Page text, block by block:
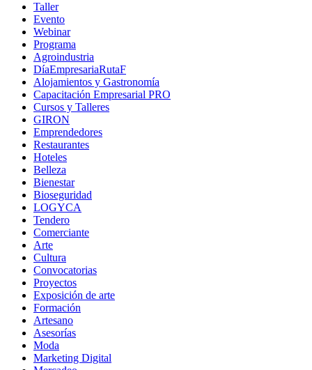
Taller
Evento
Webinar
Programa
Agroindustria
DíaEmpresariaRutaF
Alojamientos y Gastronomía
Capacitación Empresarial PRO
Cursos y Talleres
GIRON
Emprendedores
Restaurantes
Hoteles
Belleza
Bienestar
Bioseguridad
LOGYCA
Tendero
Comerciante
Arte
Cultura
Convocatorias
Proyectos
Exposición de arte
Formación
Artesano
Asesorías
Moda
Marketing Digital